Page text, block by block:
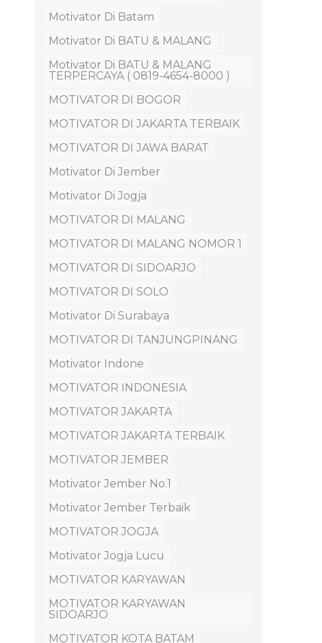
Motivator Di Batam
Motivator Di BATU & MALANG
Motivator Di BATU & MALANG
TERPERCAYA ( 0819-4654-8000 )
MOTIVATOR DI BOGOR
MOTIVATOR DI JAKARTA TERBAIK
MOTIVATOR DI JAWA BARAT
Motivator Di Jember
Motivator Di Jogja
MOTIVATOR DI MALANG
MOTIVATOR DI MALANG NOMOR 1
MOTIVATOR DI SIDOARJO
MOTIVATOR DI SOLO
Motivator Di Surabaya
MOTIVATOR DI TANJUNGPINANG
Motivator Indone
MOTIVATOR INDONESIA
MOTIVATOR JAKARTA
MOTIVATOR JAKARTA TERBAIK
MOTIVATOR JEMBER
Motivator Jember No.1
Motivator Jember Terbaik
MOTIVATOR JOGJA
Motivator Jogja Lucu
MOTIVATOR KARYAWAN
MOTIVATOR KARYAWAN
SIDOARJO
MOTIVATOR KOTA BATAM